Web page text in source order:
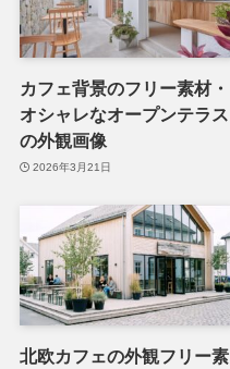
カフェ背景のフリー素材・
オシャレなオープンテラス
の外観画像
2026年3月21日
北欧カフェの外観フリー素